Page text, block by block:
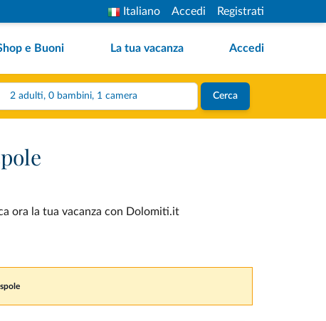
Italiano Accedi Registrati
e Buoni La tua vacanza Accedi
2 adulti, 0 bambini, 1 camera Cerca
ora la tua vacanza con Dolomiti.it